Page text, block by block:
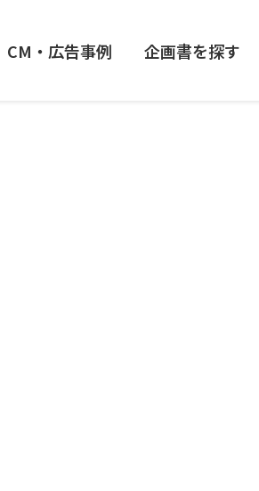
CM・広告事例 企画書を探す